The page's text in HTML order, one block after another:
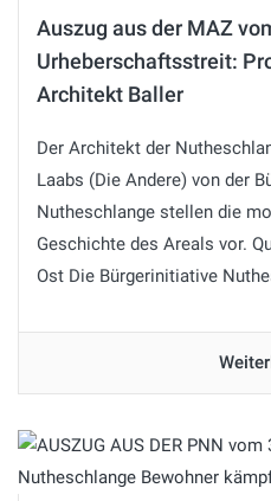
Auszug aus der MAZ
Urheberschaftsstreit:
Architekt Baller
Der Architekt der
Laabs (Die Andere) von der
Nutheschlange stellen die
Geschichte des Areals vor.
Ost Die Bürgerinitiative